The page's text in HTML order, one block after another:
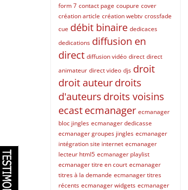
form 7 contact page coupure cover
création article création webtv crossfade
cue débit binaire dedicaces
dedications diffusion en
direct diffusion vidéo direct direct
animateur direct video djs droit
droit auteurdroits
d'auteurs droits voisins
ecastecmanager ecmanager
bloc jingles ecmanager dedicasse
ecmanager groupes jingles ecmanager
intégration site internet ecmanager
lecteur html5 ecmanager playlist
ecmanager titre en court ecmanager
titres à la demande ecmanager titres
récents ecmanager widgets ecmanager